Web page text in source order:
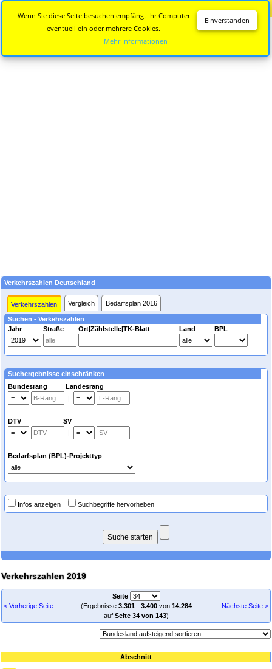
Verkehrszahlen Deutschland
Verkehrszahlen Vergleich Bedarfsplan 2016
Suchen - Verkehszahlen
Jahr
Straße Ort|Zählstelle|TK-Blatt Land BPL
Suchergebnisse einschränken
Bundesrang Landesrang
|
DTV SV
|
Bedarfsplan (BPL)-Projekttyp
Infos anzeigen Suchbegriffe hervorheben
Verkehrszahlen 2019
< Vorherige Seite
Seite
(Ergebnisse 3.301- 3.400von 14.284
auf Seite 34 von 143)
Nächste Seite >
Abschnitt
Einverstanden
Wenn Sie diese Seite besuchen empfängt Ihr Computer
eventuell ein oder mehrere Cookies.
Mehr Informationen